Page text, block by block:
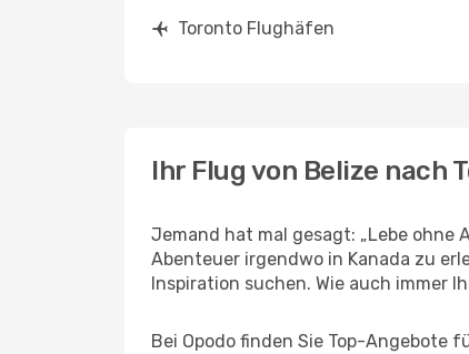
Toronto Flughäfen
Ihr Flug von Belize nach
Jemand hat mal gesagt: „Lebe ohne
Abenteuer irgendwo in Kanada zu
Inspiration suchen. Wie auch immer
Bei Opodo finden Sie Top-Angebote